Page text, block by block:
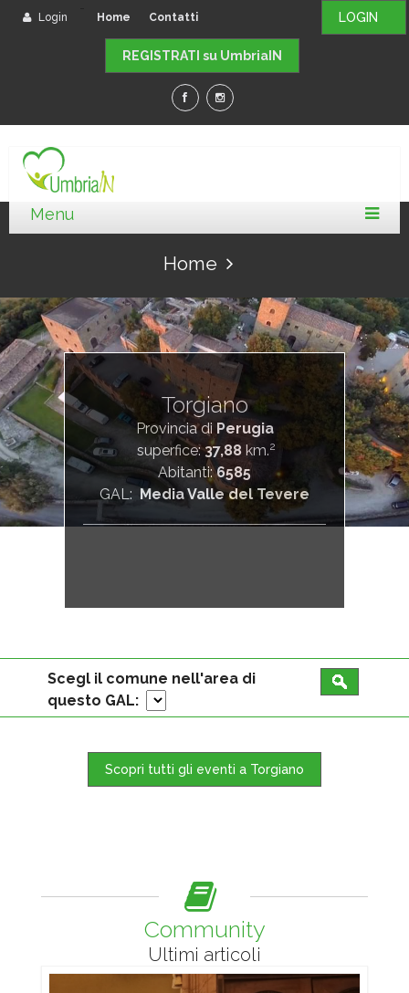
LOGIN
Login Home Contatti
REGISTRATI su UmbriaIN
Home
Torgiano
Provincia di Perugia
superfice:37,88 km.2
Abitanti:6585
GAL: Media Valle del Tevere
Scegl il comune nell'area di
questo GAL:
Scopri tutti gli eventi a Torgiano
Community
Ultimi articoli